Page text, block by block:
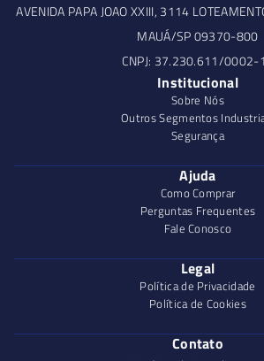
AVENIDA PAPA JOAO XXIII, 3114
MAUÁ/SP 09370-800
CNPJ: 37.230.611/0002-
Institucional
Sobre Nós
Outros Segmentos
Segurança
Ajuda
Como Comprar
Perguntas Frequentes
Fale Conosco
Legal
Política de Privacidade
Política de Cookies
Contato